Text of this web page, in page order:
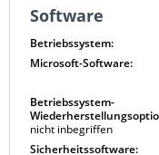
Software
Betriebssystem:
Microsoft-Software:
Betriebssystem-
nicht inbegriffen
Sicherheitssoftware: